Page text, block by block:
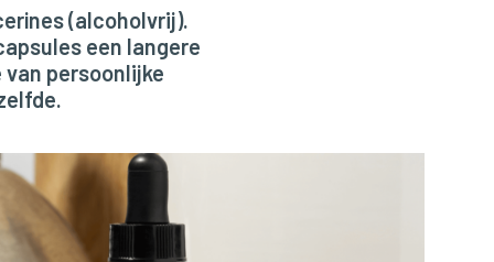
(alcoholvrij).
een langere
van persoonlijke